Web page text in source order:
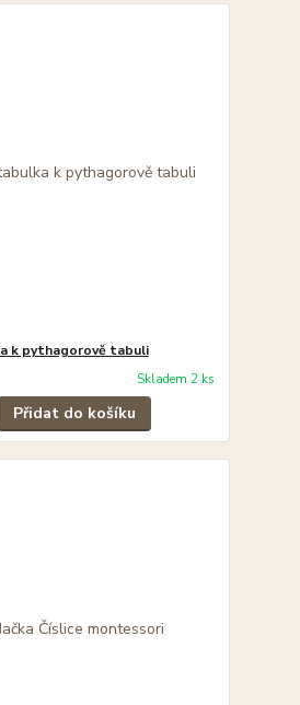
k pythagorově tabuli
Skladem 2 ks
Přidat do košíku